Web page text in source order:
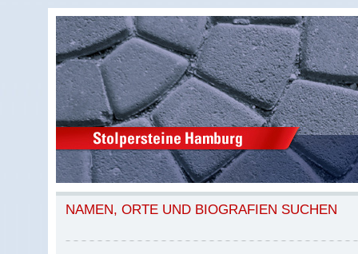
NAMEN, ORTE UND BIOGRAFIEN SUCHEN